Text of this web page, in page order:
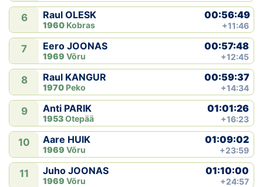
6 Raul OLESK
1960 Kobras
00:56:49
+11:46
7 Eero JOONAS
1969 Võru
00:57:48
+12:45
8 Raul KANGUR
1970 Peko
00:59:37
+14:34
9 Anti PARIK
1953Otepää
01:01:26
+16:23
10 Aare HUIK
1969 Võru
01:09:02
+23:59
11 Juho JOONAS
1969 Võru
01:10:00
+24:57